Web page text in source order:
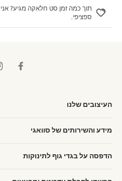
תוך כמה זמן סט חלאקה מגיע?
ספציפי.
העיצובים שלנו
מידע והשירותים של סוואגי
הדפסה על בגדי גוף לתינוקות